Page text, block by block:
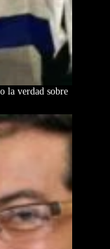
la verdad sobre